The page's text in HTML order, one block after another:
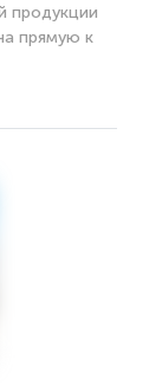
продукции
прямую к